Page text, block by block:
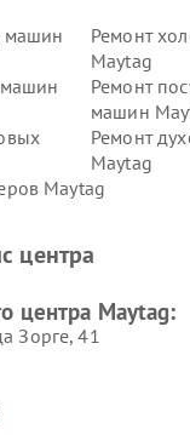
машин
Ремонт
Maytag
Ремонт
машин
Ремонт
Maytag
Maytag
центра
центра Maytag:
Зорге, 41